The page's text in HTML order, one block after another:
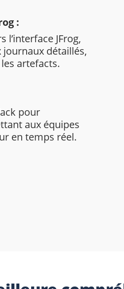
:
JFrog,
journaux détaillés,
artefacts.
pour
aux équipes
en temps réel.